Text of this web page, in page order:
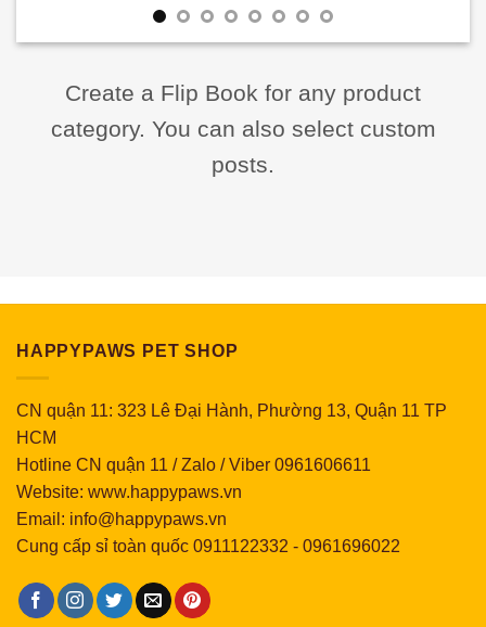
Create a Flip Book for any product
category. You can also select custom
posts.
HAPPYPAWS PET SHOP
CN quận 11: 323 Lê Đại Hành, Phường 13, Quận 11 TP
HCM
Hotline CN quận 11 / Zalo / Viber 0961606611
Website: www.happypaws.vn
Email: info@happypaws.vn
Cung cấp sỉ toàn quốc 0911122332 - 0961696022